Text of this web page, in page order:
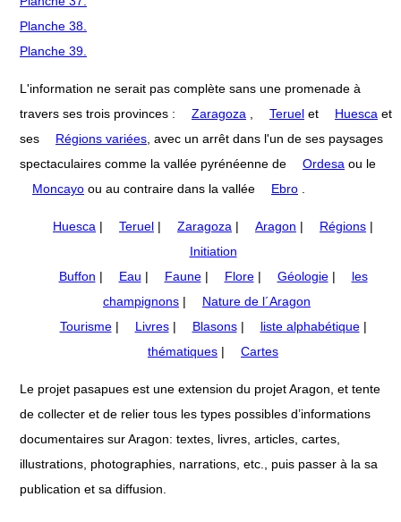
Planche 38.
Planche 39.
L'information ne serait pas complète sans une promenade à
travers ses trois provinces :
Zaragoza Teruel et Huesca et
ses
Régions variées , avec un arrêt dans l'un de ses paysages
spectaculaires comme la vallée pyrénéenne de
Ordesa ou le
Moncayo ou au contraire dans la vallée Ebro
Huesca | Teruel | Zaragoza | Aragon | Régions |
Initiation
Buffon | Eau | Faune| Flore| Géologie|
les
champignons |
Nature de l´Aragon
Tourisme| Livres| Blasons| liste alphabétique|
thématiques | Cartes
Le projet pasapues est une extension du projet Aragon, et tente
de collecter et de relier tous les types possibles d’informations
documentaires sur Aragon: textes, livres, articles, cartes,
illustrations, photographies, narrations, etc., puis passer à la sa
publication et sa diffusion.